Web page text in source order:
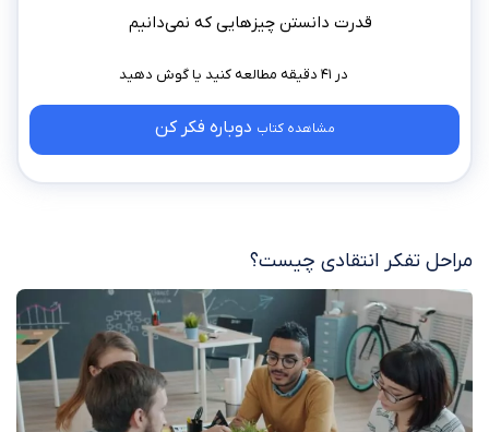
قدرت دانستن چیزهایی که نمی‌دانیم
در ۴۱ دقیقه مطالعه کنید
مشاهده کتاب دوباره فکر کن
مراحل تفکر انتقادی چیست؟